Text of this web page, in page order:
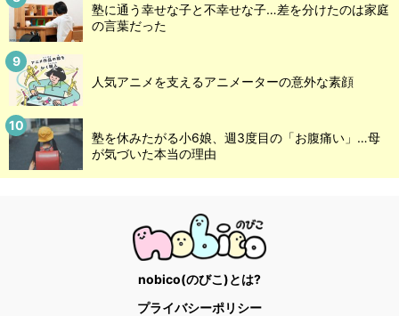
塾に通う幸せな子と不幸せな子…差を分けたのは家庭
の言葉だった
人気アニメを支えるアニメーターの意外な素顔
塾を休みたがる小6娘、週3度目の「お腹痛い」…母
が気づいた本当の理由
nobico(のびこ)とは?
プライバシーポリシー